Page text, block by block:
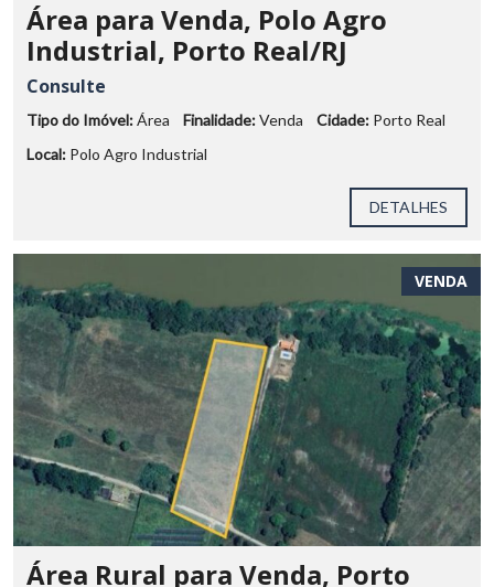
Área para Venda, Polo Agro
Industrial, Porto Real/RJ
Consulte
Tipo do Imóvel:Área Finalidade:Venda Cidade: Porto Real
Local: Polo Agro Industrial
DETALHES
VENDA
Área Rural para Venda, Porto